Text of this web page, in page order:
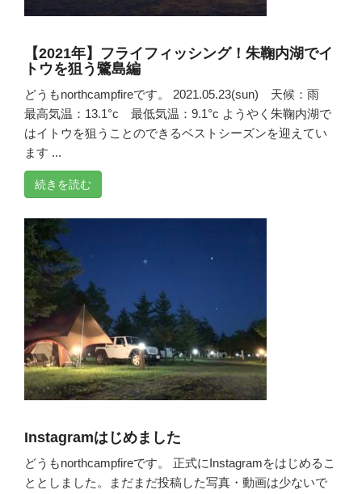
【2021年】フライフィッシング！朱鞠内湖でイ
トウを狙う鷺島編
どうもnorthcampfireです。 2021.05.23(sun) 天候：雨
最高気温：13.1°c 最低気温：9.1°c ようやく朱鞠内湖で
はイトウを狙うことのできるベストシーズンを迎えてい
ます ...
続きを読む
Instagramはじめました
どうもnorthcampfireです。 正式にInstagramをはじめるこ
ととしました。まだまだ投稿した写真・動画は少ないで